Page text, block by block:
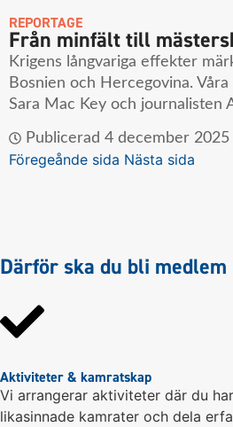
REPORTAGE
Från minfält till
Krigens långvariga effekter
Bosnien och Hercegovina.
Sara Mac Key och journalisten
Publicerad 4 december 2025
Föregeånde sida Nästa sida
Därför ska du bli medlem
Aktiviteter & kamratskap
Vi arrangerar aktiviteter där du
likasinnade kamrater och dela